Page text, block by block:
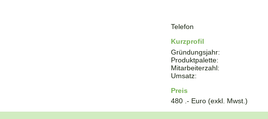
Telefon
Kurzprofil
Gründungsjahr:
Produktpalette:
Mitarbeiterzahl:
Umsatz:
Preis
480 .- Euro (exkl. Mwst.)